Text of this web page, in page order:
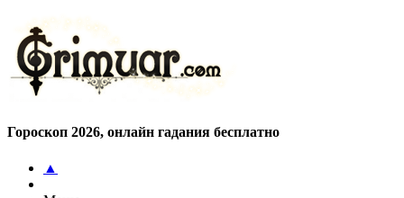
Гороскоп 2026, онлайн гадания бесплатно
▲